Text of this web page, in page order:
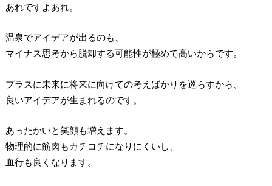
あれですよあれ。
温泉でアイデアが出るのも、
マイナス思考から脱却する可能性が極めて高いからです。
プラスに未来に将来に向けての考えばかりを巡らすから、
良いアイデアが生まれるのです。
あったかいと笑顔も増えます。
物理的に筋肉もカチコチになりにくいし、
血行も良くなります。